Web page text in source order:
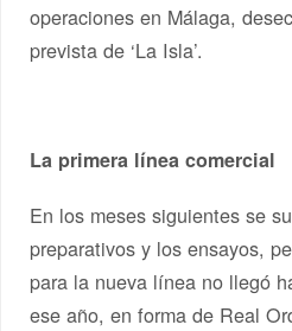
operaciones en Málaga,
prevista de ‘La Isla’.
La primera línea comercial
En los meses siguientes se
preparativos y los ensayos,
para la nueva línea no llegó
ese año, en forma de Real